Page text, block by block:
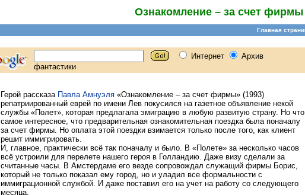
Ознакомление – за счет фирмы
Герой рассказа Павла Амнуэля «Ознакомление – за счет фирмы» (1993)
репатриированный еврей по имени Лев покусился на газетное объявление некой
службы «Полет», которая предлагала эмиграцию в любую развитую страну. Но что
самое интересное, что предварительная ознакомительная поездка была поначалу
за счет фирмы. Но оплата этой поездки взимается только после того, как клиент
решит иммигрировать.
И, главное, практически всё так поначалу и было. В «Полете» за несколько часов
всё устроили для перелете нашего героя в Голландию. Даже визу сделали за
считанные часы. В Амстердаме его везде сопровождал служащий фирмы Борис,
который не только показал ему город, но и уладил все формальности с
иммиграционной службой. И даже поставил его на учет на работу со следующего
месяца.